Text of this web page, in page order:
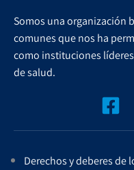
Somos una organización
comunes que nos ha
como instituciones
de salud.
Derechos y deberes de